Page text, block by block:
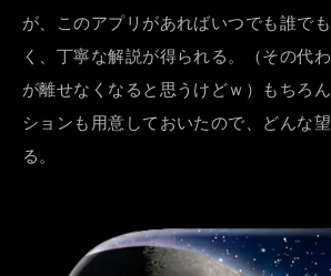
が、このアプリがあればいつでも誰で
く、丁寧な解説が得られる。（その代
が離せなくなると思うけどｗ）もちろ
ションも用意しておいたので、どんな
る。